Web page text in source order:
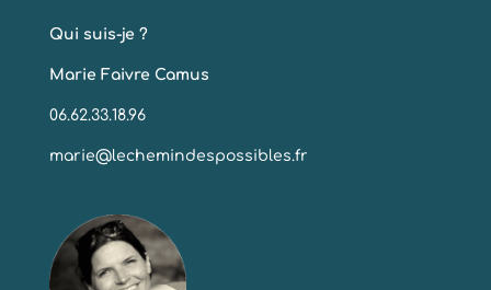
Qui suis-je ?
Marie Faivre Camus
06.62.33.18.96
marie@lechemindespossibles.fr